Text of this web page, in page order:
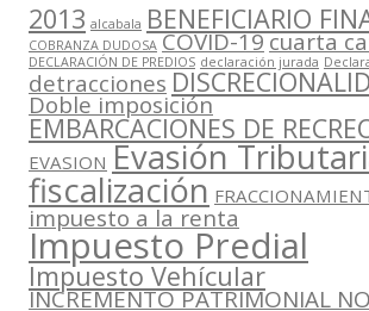
2013 alcabala BENEFICIARIO
COBRANZA DUDOSA COVID-19cuarta
DECLARACIÓN DE PREDIOS declaración jurada
detracciones
Doble imposición
EMBARCACIONES DE
EVASION Evasión
fiscalización
impuesto a la renta
Impuesto Predial
Impuesto Vehícular
INCREMENTO PATRIMONIAL NO